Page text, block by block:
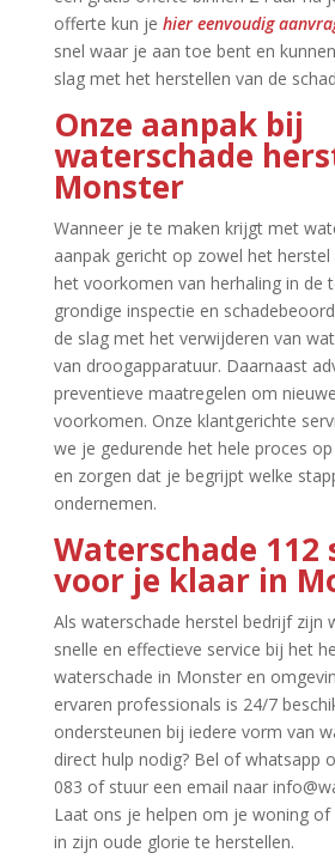
offerte kun je hier eenvoudig
snel waar je aan toe bent en
slag met het herstellen van de
Onze aanpak bij
waterschade
Monster
Wanneer je te maken krijgt met
aanpak gericht op zowel het herstel
het voorkomen van herhaling in de
grondige inspectie en
de slag met het verwijderen van
van droogapparatuur.​ Daarnaast
preventieve maatregelen om
voorkomen.​ Onze klantgerichte
we je gedurende het hele proces
en zorgen dat je begrijpt welke
ondernemen.​
Waterschade 112
voor je klaar in
Als waterschade herstel bedrijf zijn
snelle en effectieve service bij het
waterschade in Monster en
ervaren professionals is 24/7
ondersteunen bij iedere vorm van
direct hulp nodig? Bel of whatsapp
083 of stuur een email naar
Laat ons je helpen om je woning
in zijn oude glorie te herstellen.​